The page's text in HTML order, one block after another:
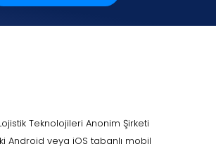
Teknolojileri Anonim Şirketi
Android veya iOS tabanlı mobil